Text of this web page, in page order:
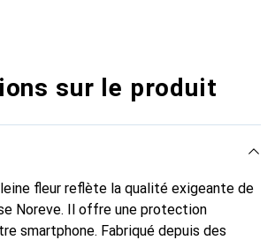
sur le produit
fleur reflète la qualité exigeante de
Noreve. Il offre une protection
smartphone. Fabriqué depuis des